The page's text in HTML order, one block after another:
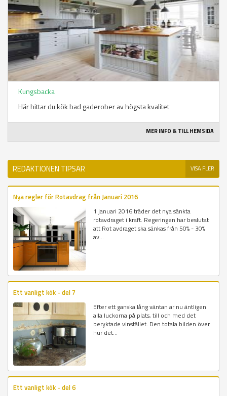
Kungsbacka
Här hittar du kök bad gaderober av högsta kvalitet
MER INFO & TILL HEMSIDA
REDAKTIONEN TIPSAR VISA FLER
Nya regler för Rotavdrag från Januari 2016
1 januari 2016 träder det nya sänkta
rotavdraget i kraft. Regeringen har beslutat
att Rot avdraget ska sänkas från 50% - 30%
av...
Ett vanligt kök - del 7
Efter ett ganska lång väntan är nu äntligen
alla luckorna på plats, till och med det
beryktade vinstället. Den totala bilden över
hur det...
Ett vanligt kök - del 6